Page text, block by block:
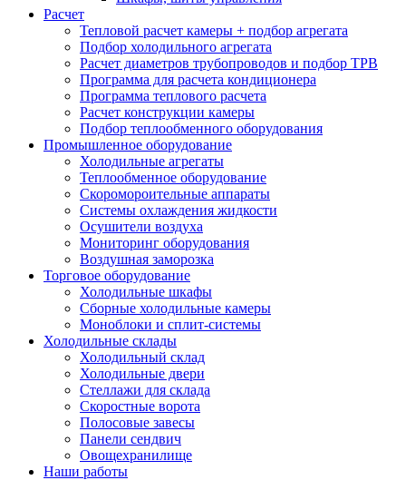
Расчет
Тепловой расчет камеры + подбор агрегата
Подбор холодильного агрегата
Расчет диаметров трубопроводов и подбор ТРВ
Программа для расчета кондиционера
Программа теплового расчета
Расчет конструкции камеры
Подбор теплообменного оборудования
Промышленное оборудование
Холодильные агрегаты
Теплообменное оборудование
Скоромороительные аппараты
Системы охлаждения жидкости
Осушители воздуха
Мониторинг оборудования
Воздушная заморозка
Торговое оборудование
Холодильные шкафы
Сборные холодильные камеры
Моноблоки и сплит-системы
Холодильные склады
Холодильный склад
Холодильные двери
Стеллажи для склада
Скоростные ворота
Полосовые завесы
Панели сендвич
Овощехранилище
Наши работы